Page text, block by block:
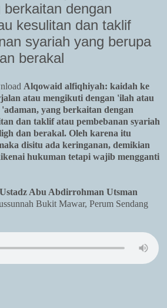
dengan
kesulitan dan taklif
syariah yang berupa
berakal
Alqowaid alfiqhiyah: kaidah ke
atau mengikuti dengan 'ilah atau
yang berkaitan dengan
dan taklif atau pembebanan syariah
dan berakal. Oleh karena itu
disitu ada keringanan, demikian
hukuman tetapi wajib mengganti
Ustadz Abu Abdirrohman Utsman
Bukit Mawar, Perum Sendang